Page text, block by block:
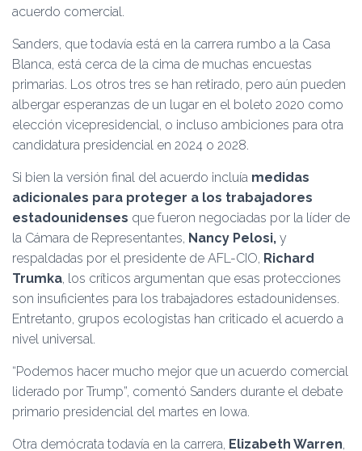
acuerdo comercial.
Sanders, que todavía está en la carrera rumbo a la Casa
Blanca, está cerca de la cima de muchas encuestas
primarias. Los otros tres se han retirado, pero aún pueden
albergar esperanzas de un lugar en el boleto 2020 como
elección vicepresidencial, o incluso ambiciones para otra
candidatura presidencial en 2024 o 2028.
Si bien la versión final del acuerdo incluía medidas
adicionales para proteger a los trabajadores
estadounidenses que fueron negociadas por la líder de
la Cámara de Representantes, Nancy Pelosi, y
respaldadas por el presidente de AFL-CIO, Richard
Trumka, los críticos argumentan que esas protecciones
son insuficientes para los trabajadores estadounidenses.
Entretanto, grupos ecologistas han criticado el acuerdo a
nivel universal.
“Podemos hacer mucho mejor que un acuerdo comercial
liderado por Trump”, comentó Sanders durante el debate
primario presidencial del martes en Iowa.
Otra demócrata todavía en la carrera, Elizabeth Warren,